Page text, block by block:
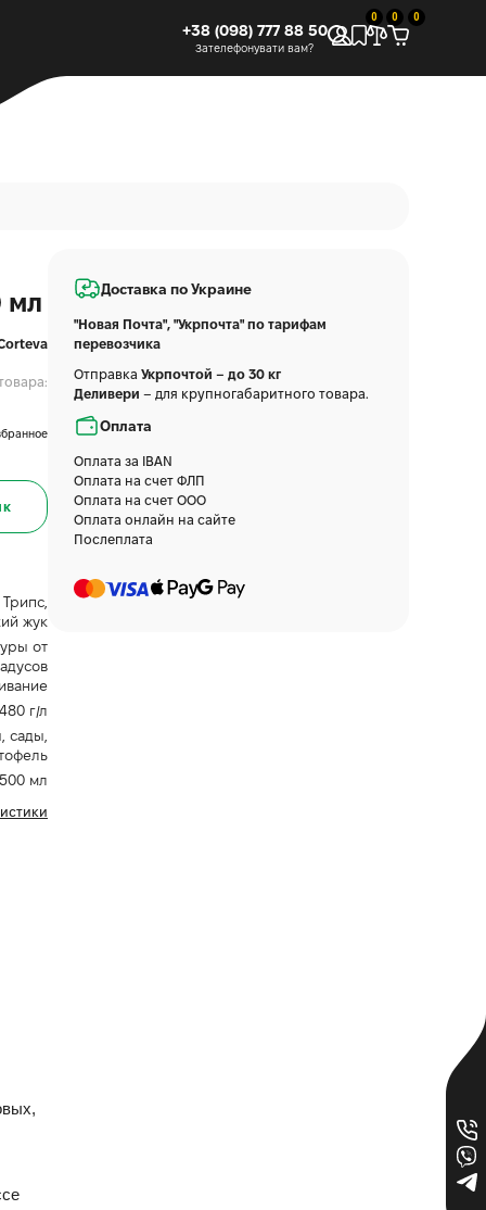
+38 (098) 777 88 50
Зателефонувати вам?
0 0 0
мл
жук
от
г/л
сады,
500 мл
Доставка по Украине
"Новая Почта", "Укрпочта" по тарифам
перевозчика
Отправка Укрпочтой – до 30 кг
Деливери – для крупногабаритного товара.
Оплата
Оплата за IBAN
Оплата на счет ФЛП
Оплата на счет ООО
Оплата онлайн на сайте
Послеплата